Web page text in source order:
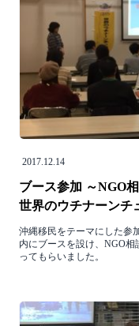
2017.12.14
ブース参加 ～NGO
世界のウチナーンチ
沖縄移民をテーマにした参
内にブースを設け、NGO
ってもらいました。